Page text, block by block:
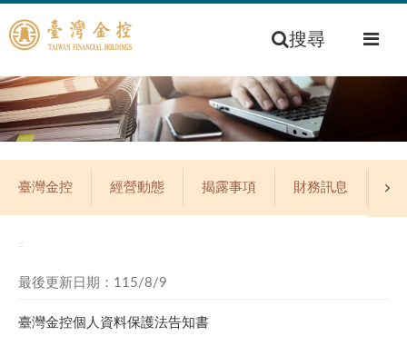
搜尋
臺灣金控 經營動態 揭露事項 財務訊息 公
最後更新日期：115/8/9
臺灣金控個人資料保護法告知書